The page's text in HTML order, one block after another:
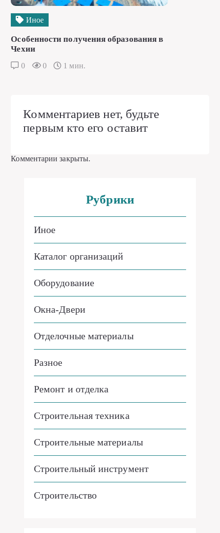
Иное
Особенности получения образования в
Чехии
0 0 1 мин.
Комментариев нет, будьте
первым кто его оставит
Комментарии закрыты.
Рубрики
Иное
Каталог организаций
Оборудование
Окна-Двери
Отделочные материалы
Разное
Ремонт и отделка
Строительная техника
Строительные материалы
Строительный инструмент
Строительство